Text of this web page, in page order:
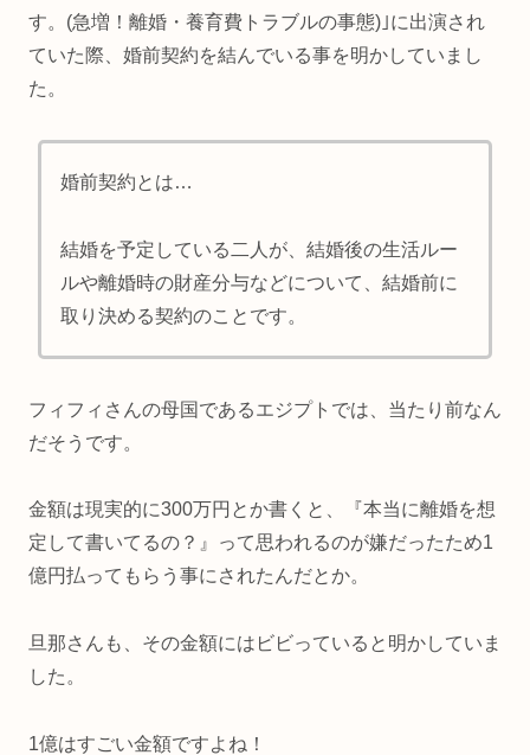
す。(急増！離婚・養育費トラブルの事態)｣に出演され
ていた際、婚前契約を結んでいる事を明かしていまし
た。
婚前契約とは…
結婚を予定している二人が、結婚後の生活ルー
ルや離婚時の財産分与などについて、結婚前に
取り決める契約のことです。
フィフィさんの母国であるエジプトでは、当たり前なん
だそうです。
金額は現実的に300万円とか書くと、『本当に離婚を想
定して書いてるの？』って思われるのが嫌だったため1
億円払ってもらう事にされたんだとか。
旦那さんも、その金額にはビビっていると明かしていま
した。
1億はすごい金額ですよね！